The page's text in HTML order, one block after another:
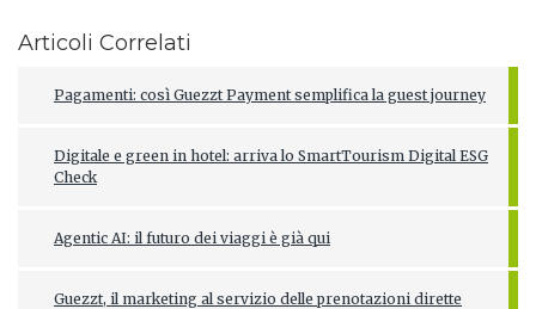
Articoli Correlati
Pagamenti: così Guezzt Payment semplifica la guest journey
Digitale e green in hotel: arriva lo SmartTourism Digital ESG
Check
Agentic AI: il futuro dei viaggi è già qui
Guezzt, il marketing al servizio delle prenotazioni dirette